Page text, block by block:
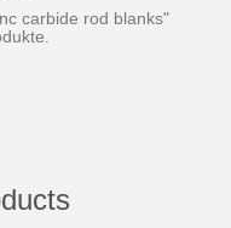
carbide rod blanks"